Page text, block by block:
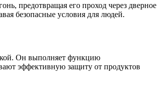
предотвращая его проход через дверное
безопасные условия для людей.
Он выполняет функцию
эффективную защиту от продуктов